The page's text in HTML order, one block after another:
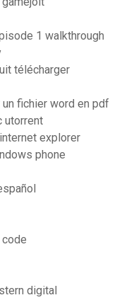
1 walkthrough
télécharger
fichier word en pdf
utorrent
explorer
phone
digital